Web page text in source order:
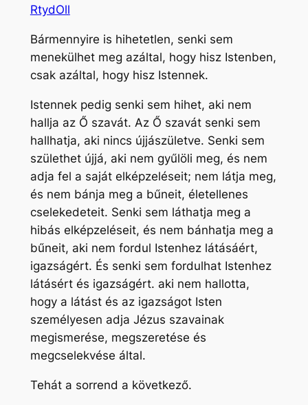
RtydOll
Bármennyire is hihetetlen, senki sem
menekülhet meg azáltal, hogy hisz Istenben,
csak azáltal, hogy hisz Istennek.
Istennek pedig senki sem hihet, aki nem
hallja az Ő szavát. Az Ő szavát senki sem
hallhatja, aki nincs újjászületve. Senki sem
születhet újjá, aki nem gyűlöli meg, és nem
adja fel a saját elképzeléseit; nem látja meg,
és nem bánja meg a bűneit, életellenes
cselekedeteit. Senki sem láthatja meg a
hibás elképzeléseit, és nem bánhatja meg a
bűneit, aki nem fordul Istenhez látásáért,
igazságért. És senki sem fordulhat Istenhez
látásért és igazságért. aki nem hallotta,
hogy a látást és az igazságot Isten
személyesen adja Jézus szavainak
megismerése, megszeretése és
megcselekvése által.
Tehát a sorrend a következő.